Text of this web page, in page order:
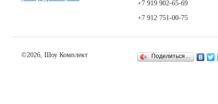
+7 919 902-65-69
+7 912 751-00-75
©2026, Шоу Комплект Поделиться…